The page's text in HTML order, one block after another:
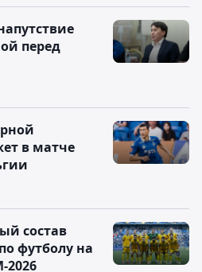
перед
в матче
состав
футболу на
2026